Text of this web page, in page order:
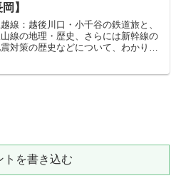
】
線：越後川口・小千谷の鉄道旅と、
線の地理・歴史、さらには新幹線の
対策の歴史などについて、わかりや
トを書き込む